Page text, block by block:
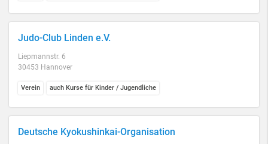
Judo-Club Linden e.V.
Liepmannstr. 6
30453 Hannover
Verein auch Kurse für Kinder / Jugendliche
Deutsche Kyokushinkai-Organisation